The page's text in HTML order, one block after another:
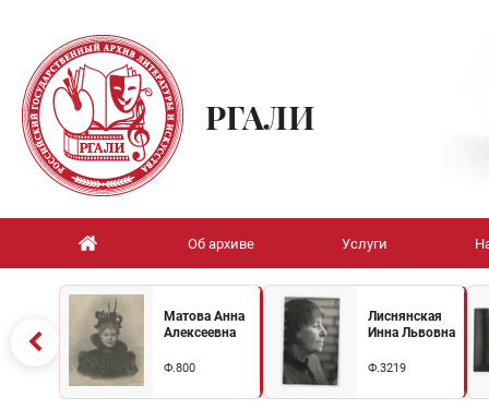
РГАЛИ
Об архиве Услуги
Матова Анна
Алексеевна
Ф.800
Лиснянская
Инна Львовна
Ф.3219